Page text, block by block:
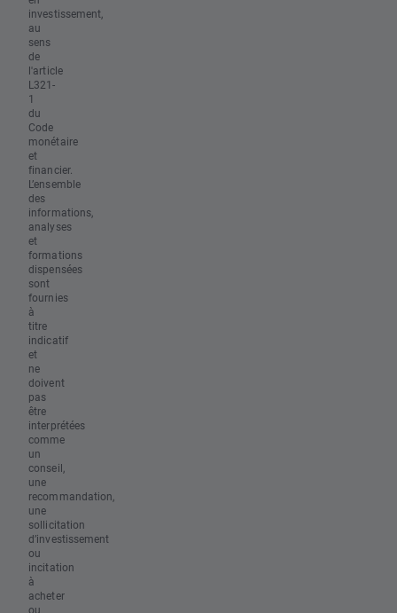
investissement,
au
sens
de
l'article
L321-
1
du
Code
monétaire
et
financier.
L’ensemble
des
informations,
analyses
et
formations
dispensées
sont
fournies
à
titre
indicatif
et
ne
doivent
pas
être
interprétées
comme
un
conseil,
une
recommandation,
une
sollicitation
d’investissement
ou
incitation
à
acheter
ou